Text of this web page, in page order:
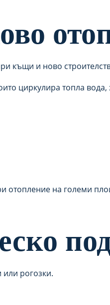
къщи и ново
циркулира топла вода,
отопление на големи
или рогозки.